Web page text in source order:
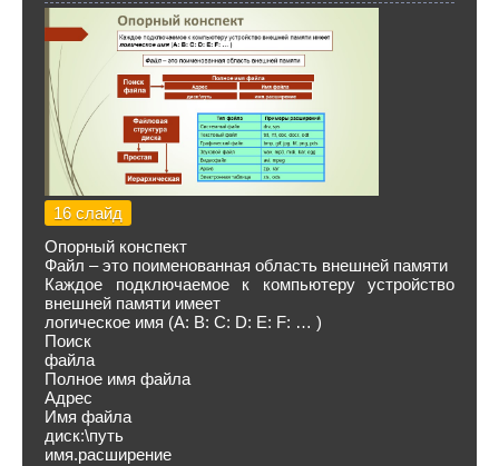
16 слайд
Опорный конспект
Файл – это поименованная область внешней памяти
Каждое подключаемое к компьютеру устройство
внешней памяти имеет
логическое имя (A: B: C: D: E: F: … )
Поиск
файла
Полное имя файла
Адрес
Имя файла
диск:\путь
имя.расширение